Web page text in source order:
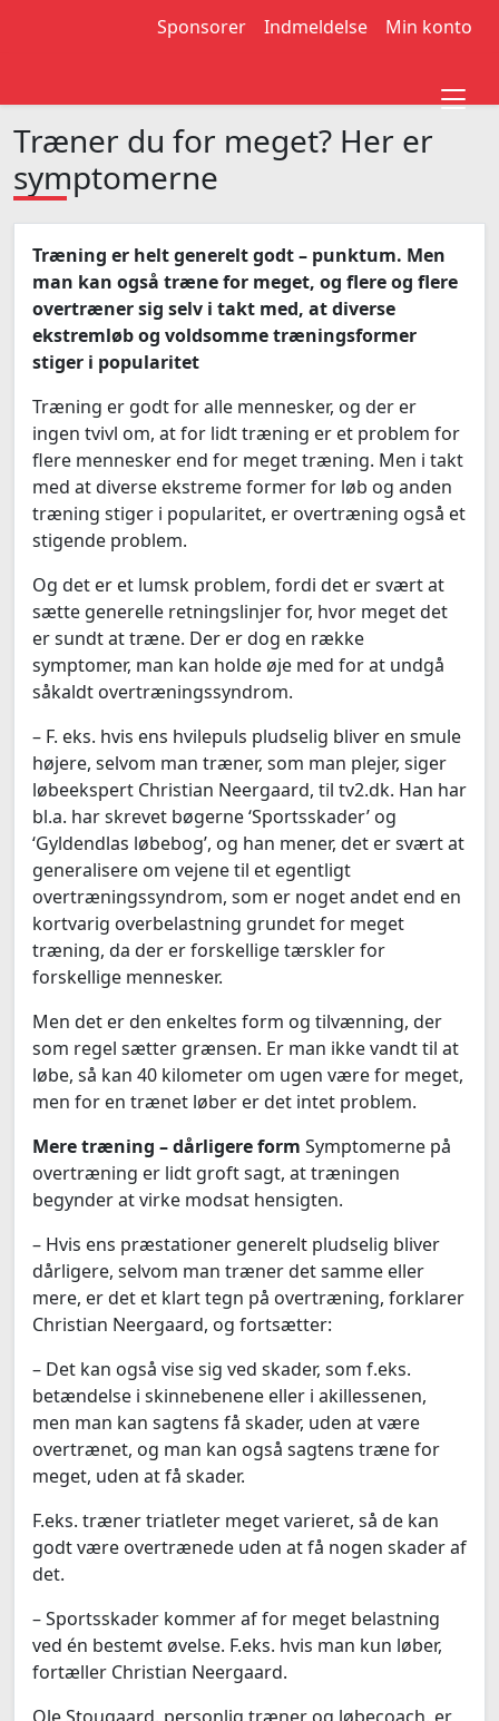
Sponsorer Indmeldelse Min konto
Træner du for meget? Her er
symptomerne
Træning er helt generelt godt – punktum. Men
man kan også træne for meget, og flere og flere
overtræner sig selv i takt med, at diverse
ekstremløb og voldsomme træningsformer
stiger i popularitet
Træning er godt for alle mennesker, og der er
ingen tvivl om, at for lidt træning er et problem for
flere mennesker end for meget træning. Men i takt
med at diverse ekstreme former for løb og anden
træning stiger i popularitet, er overtræning også et
stigende problem.
Og det er et lumsk problem, fordi det er svært at
sætte generelle retningslinjer for, hvor meget det
er sundt at træne. Der er dog en række
symptomer, man kan holde øje med for at undgå
såkaldt overtræningssyndrom.
– F. eks. hvis ens hvilepuls pludselig bliver en smule
højere, selvom man træner, som man plejer, siger
løbeekspert Christian Neergaard, til tv2.dk. Han har
bl.a. har skrevet bøgerne ‘Sportsskader’ og
‘Gyldendlas løbebog’, og han mener, det er svært at
generalisere om vejene til et egentligt
overtræningssyndrom, som er noget andet end en
kortvarig overbelastning grundet for meget
træning, da der er forskellige tærskler for
forskellige mennesker.
Men det er den enkeltes form og tilvænning, der
som regel sætter grænsen. Er man ikke vandt til at
løbe, så kan 40 kilometer om ugen være for meget,
men for en trænet løber er det intet problem.
Mere træning – dårligere form Symptomerne på
overtræning er lidt groft sagt, at træningen
begynder at virke modsat hensigten.
– Hvis ens præstationer generelt pludselig bliver
dårligere, selvom man træner det samme eller
mere, er det et klart tegn på overtræning, forklarer
Christian Neergaard, og fortsætter:
– Det kan også vise sig ved skader, som f.eks.
betændelse i skinnebenene eller i akillessenen,
men man kan sagtens få skader, uden at være
overtrænet, og man kan også sagtens træne for
meget, uden at få skader.
F.eks. træner triatleter meget varieret, så de kan
godt være overtrænede uden at få nogen skader af
det.
– Sportsskader kommer af for meget belastning
ved én bestemt øvelse. F.eks. hvis man kun løber,
fortæller Christian Neergaard.